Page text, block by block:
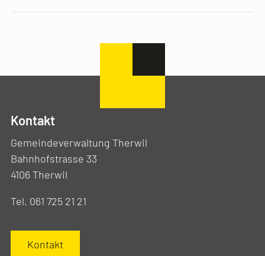
Kontakt
Gemeindeverwaltung Therwil
Bahnhofstrasse 33
4106 Therwil
Tel. 061 725 21 21
Kontakt